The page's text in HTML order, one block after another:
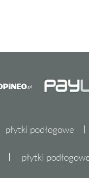
płytki podłogowe
płytki